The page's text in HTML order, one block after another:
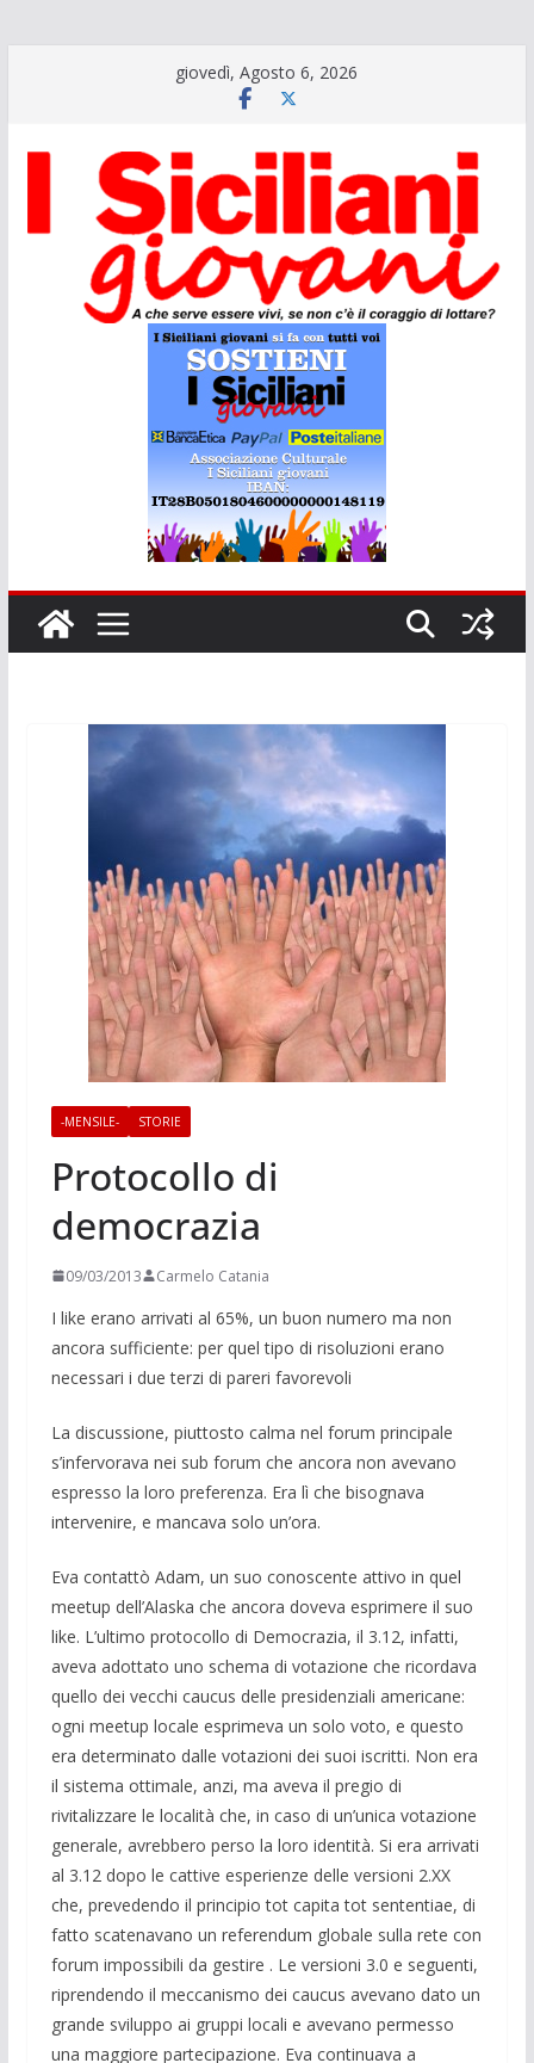
giovedì, Agosto 6, 2026
-MENSILE- STORIE
Protocollo di
democrazia
09/03/2013 Carmelo Catania
I like erano arrivati al 65%, un buon numero ma non
ancora sufficiente: per quel tipo di risoluzioni erano
necessari i due terzi di pareri favorevoli
La discussione, piuttosto calma nel forum principale
s’infervorava nei sub forum che ancora non avevano
espresso la loro preferenza. Era lì che bisognava
intervenire, e mancava solo un’ora.
Eva contattò Adam, un suo conoscente attivo in quel
meetup dell’Alaska che ancora doveva esprimere il suo
like. L’ultimo protocollo di Democrazia, il 3.12, infatti,
aveva adottato uno schema di votazione che ricordava
quello dei vecchi caucus delle presidenziali americane:
ogni meetup locale esprimeva un solo voto, e questo
era determinato dalle votazioni dei suoi iscritti. Non era
il sistema ottimale, anzi, ma aveva il pregio di
rivitalizzare le località che, in caso di un’unica votazione
generale, avrebbero perso la loro identità. Si era arrivati
al 3.12 dopo le cattive esperienze delle versioni 2.XX
che, prevedendo il principio tot capita tot sententiae, di
fatto scatenavano un referendum globale sulla rete con
forum impossibili da gestire . Le versioni 3.0 e seguenti,
riprendendo il meccanismo dei caucus avevano dato un
grande sviluppo ai gruppi locali e avevano permesso
una maggiore partecipazione. Eva continuava a